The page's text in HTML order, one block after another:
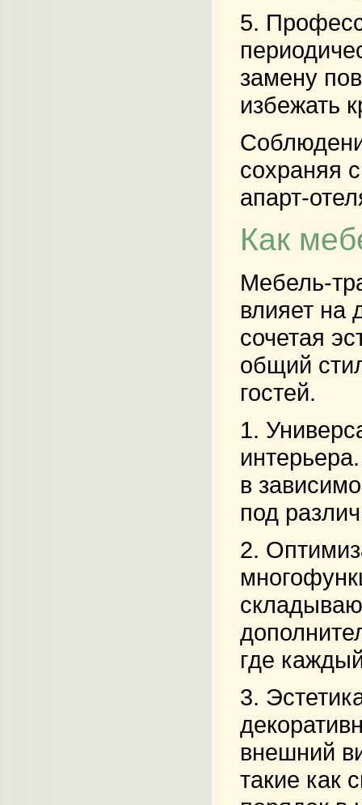
5.
замену
избежать
сохраняя
апарт-
Как
Мебель-
влияет на
сочетая
общий
гостей.
1.
в
под
2.
где
3.
внешний
такие как